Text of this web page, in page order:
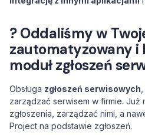
? Oddaliśmy w
zautomatyzowany i
moduł zgłoszeń
Obsługa zgłoszeń serwisowych
zarządzać serwisem w firmie. Już
zgłoszenia, zarządzać nimi, a
Project na podstawie zgłoszeń.